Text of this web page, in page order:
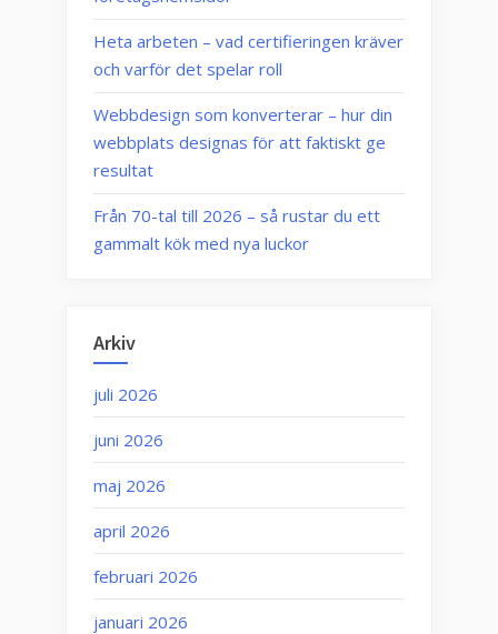
Heta arbeten – vad certifieringen kräver
och varför det spelar roll
Webbdesign som konverterar – hur din
webbplats designas för att faktiskt ge
resultat
Från 70-tal till 2026 – så rustar du ett
gammalt kök med nya luckor
Arkiv
juli 2026
juni 2026
maj 2026
april 2026
februari 2026
januari 2026